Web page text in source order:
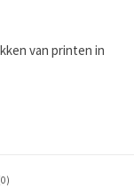
van printen in